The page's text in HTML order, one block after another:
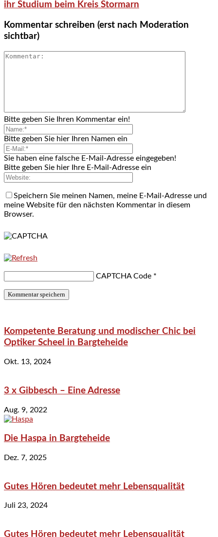
ihr Studium beim Kreis Stormarn
Kommentar schreiben (erst nach Moderation
sichtbar)
Bitte geben Sie Ihren Kommentar ein!
Bitte geben Sie hier Ihren Namen ein
Sie haben eine falsche E-Mail-Adresse eingegeben!
Bitte geben Sie hier Ihre E-Mail-Adresse ein
Speichern Sie meinen Namen, meine E-Mail-Adresse und
meine Website für den nächsten Kommentar in diesem
Browser.
CAPTCHA Code *
Kompetente Beratung und modischer Chic bei
Optiker Scheel in Bargteheide
Okt. 13, 2024
3 x Gibbesch – Eine Adresse
Aug. 9, 2022
Die Haspa in Bargteheide
Dez. 7, 2025
Gutes Hören bedeutet mehr Lebensqualität
Juli 23, 2024
Gutes Hören bedeutet mehr Lebensqualität